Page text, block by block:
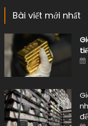
Bài viết mới nhất